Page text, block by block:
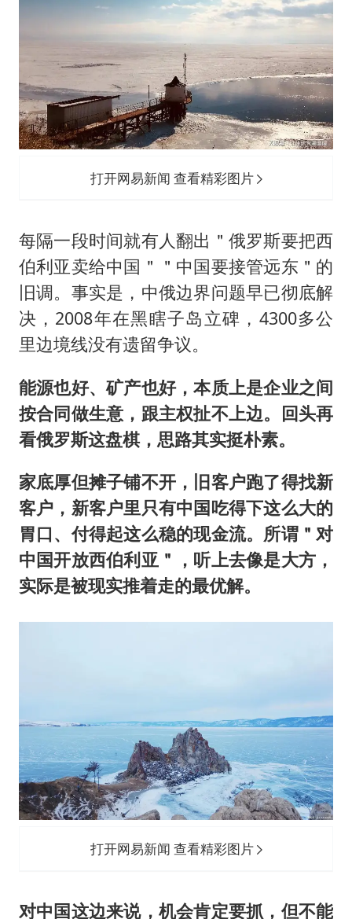
打开网易新闻 查看精彩图片
每隔一段时间就有人翻出＂俄罗斯要把西
伯利亚卖给中国＂＂中国要接管远东＂的
旧调。事实是，中俄边界问题早已彻底解
决，2008年在黑瞎子岛立碑，4300多公
里边境线没有遗留争议。
能源也好、矿产也好，本质上是企业之间
按合同做生意，跟主权扯不上边。回头再
看俄罗斯这盘棋，思路其实挺朴素。
家底厚但摊子铺不开，旧客户跑了得找新
客户，新客户里只有中国吃得下这么大的
胃口、付得起这么稳的现金流。所谓＂对
中国开放西伯利亚＂，听上去像是大方，
实际是被现实推着走的最优解。
打开网易新闻 查看精彩图片
对中国这边来说，机会肯定要抓，但不能